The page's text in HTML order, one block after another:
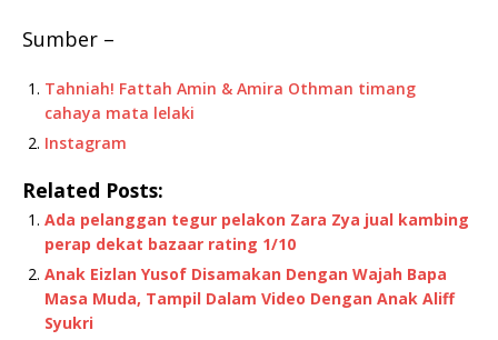
Sumber –
Tahniah! Fattah Amin & Amira Othman timang
cahaya mata lelaki
Instagram
Related Posts:
Ada pelanggan tegur pelakon Zara Zya jual kambing
perap dekat bazaar rating 1/10
Anak Eizlan Yusof Disamakan Dengan Wajah Bapa
Masa Muda, Tampil Dalam Video Dengan Anak Aliff
Syukri